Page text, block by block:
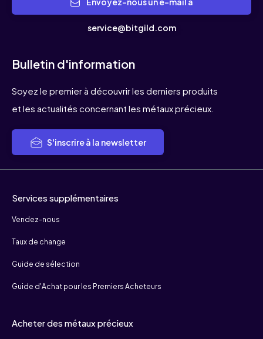
service@bitgild.com
Bulletin d'information
Soyez le premier à découvrir les derniers produits
et les actualités concernant les métaux précieux.
S'inscrire à la newsletter
Services supplémentaires
Vendez-nous
Taux de change
Guide de sélection
Guide d'Achat pour les Premiers Acheteurs
Acheter des métaux précieux